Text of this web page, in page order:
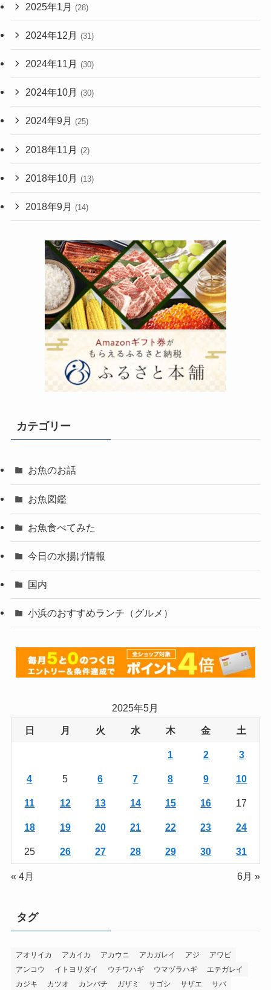
2025年1月 (28)
2024年12月 (31)
2024年11月 (30)
2024年10月 (30)
2024年9月 (25)
2018年11月 (2)
2018年10月 (13)
2018年9月 (14)
カテゴリー
お魚のお話
お魚図鑑
お魚食べてみた
今日の水揚げ情報
国内
小浜のおすすめランチ（グルメ）
2025年5月
日 月 火 水 木 金 土
1 2 3
4 5 6 7 8 9 10
11 12 13 14 15 16 17
18 19 20 21 22 23 24
25 26 27 28 29 30 31
« 4月 6月 »
タグ
アオリイカ アカイカ アカウニ アカガレイ アジ
アワビ
アンコウ
イトヨリダイ ウチワハギ ウマヅラハギ
エテガレイ
カジキ
カツオ カンパチ ガザミ サゴシ サザエ サバ